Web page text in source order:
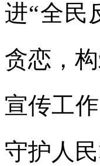
进“全民
贪恋，
宣传工
守护人